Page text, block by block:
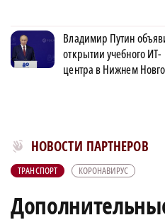
Владимир Путин
открытии учебного ИТ-
центра в Нижнем
НОВОСТИ ПАРТНЕРОВ
Новости МирТесен
ТРАНСПОРТ КОРОНАВИРУС